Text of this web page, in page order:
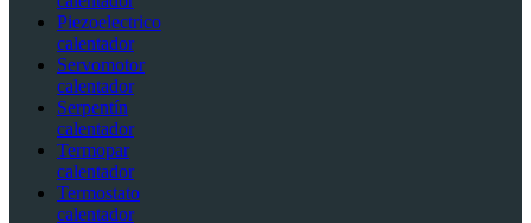
Piezoelectrico
calentador
Servomotor
calentador
Serpentín
calentador
Termopar
calentador
Termostato
calentador